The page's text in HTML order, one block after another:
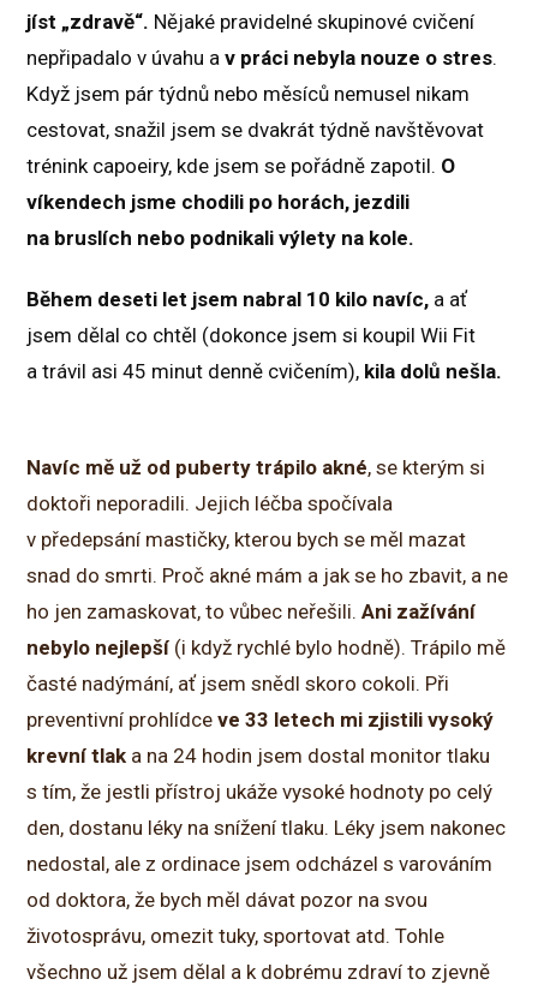
jíst „zdravě“. Nějaké pravidelné skupinové cvičení
nepřipadalo v úvahu av práci nebyla nouze o stres.
Když jsem pár týdnů nebo měsíců nemusel nikam
cestovat, snažil jsem se dvakrát týdně navštěvovat
trénink capoeiry, kde jsem se pořádně zapotil. O
víkendech jsme chodili po horách, jezdili
na bruslích nebo podnikali výlety na kole.
Během deseti let jsem nabral 10 kilo navíc, a ať
jsem dělal co chtěl (dokonce jsem si koupil Wii Fit
a trávil asi 45 minut denně cvičením), kila dolů nešla.
Navíc mě už od puberty trápilo akné, se kterým si
doktoři neporadili. Jejich léčba spočívala
v předepsání mastičky, kterou bych se měl mazat
snad do smrti. Proč akné mám a jak se ho zbavit, a ne
ho jen zamaskovat, to vůbec neřešili.Ani zažívání
nebylo nejlepší (i když rychlé bylo hodně). Trápilo mě
časté nadýmání, ať jsem snědl skoro cokoli. Při
preventivní prohlídceve 33 letech mi zjistili vysoký
krevní tlak a na 24 hodin jsem dostal monitor tlaku
s tím, že jestli přístroj ukáže vysoké hodnoty po celý
den, dostanu léky na snížení tlaku. Léky jsem nakonec
nedostal, ale z ordinace jsem odcházel s varováním
od doktora, že bych měl dávat pozor na svou
životosprávu, omezit tuky, sportovat atd. Tohle
všechno už jsem dělal a k dobrému zdraví to zjevně